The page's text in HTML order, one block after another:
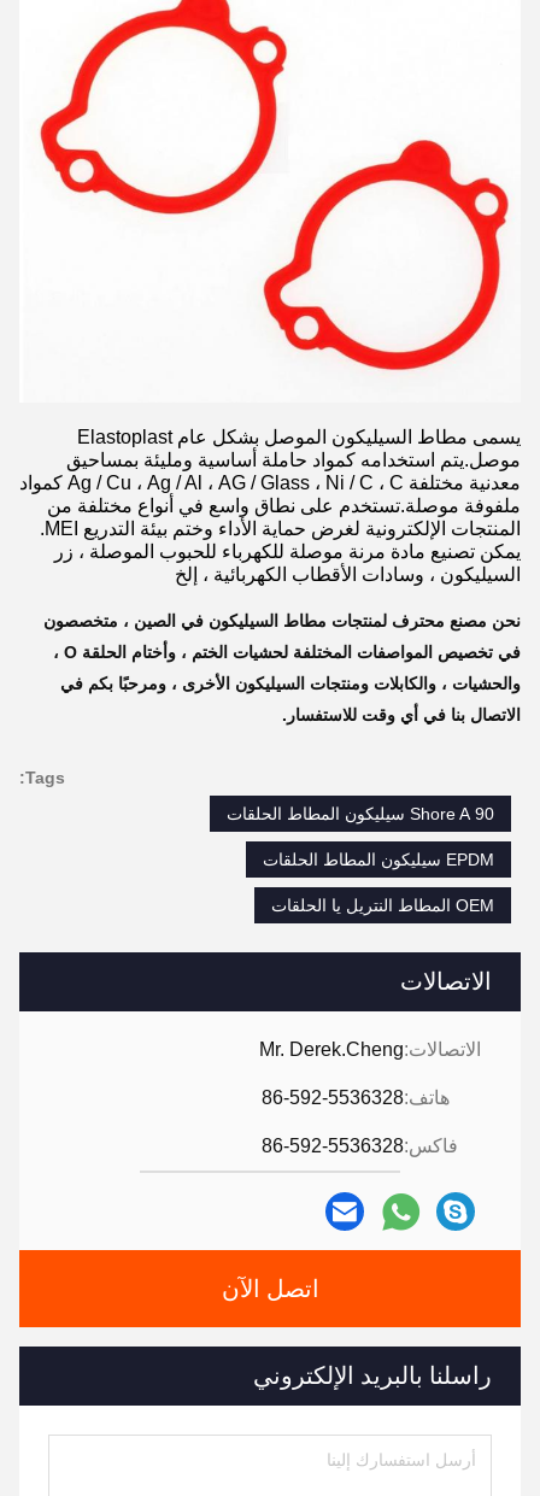
الاتصالات
الاتصالات:Mr. Derek.Cheng
هاتف:86-592-5536328
فاكس:86-592-5536328
اتصل الآن
راسلنا بالبريد الإلكتروني
يسمى مطاط السيليكون الموصل بشكل عام Elastoplast
موصل.يتم استخدامه كمواد حاملة أساسية ومليئة بمساحيق
معدنية مختلفة Ag / Cu ، Ag / Al ، AG / Glass ، Ni / C ، C كمواد
ملفوفة موصلة.تستخدم على نطاق واسع في أنواع مختلفة من
المنتجات الإلكترونية لغرض حماية الأداء وختم بيئة التدريع MEI.
يمكن تصنيع مادة مرنة موصلة للكهرباء للحبوب الموصلة ، زر
السيليكون ، وسادات الأقطاب الكهربائية ، إلخ
نحن مصنع محترف لمنتجات مطاط السيليكون في الصين ، متخصصون
في تخصيص المواصفات المختلفة لحشيات الختم ، وأختام الحلقة O ،
والحشيات ، والكابلات ومنتجات السيليكون الأخرى ، ومرحبًا بكم في
الاتصال بنا في أي وقت للاستفسار.
Tags:
90 Shore A سيليكون المطاط الحلقات
EPDM سيليكون المطاط الحلقات
OEM المطاط النتريل يا الحلقات